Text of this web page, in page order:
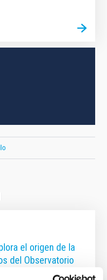
el origen de la
del Observatorio
sesión divulgativa